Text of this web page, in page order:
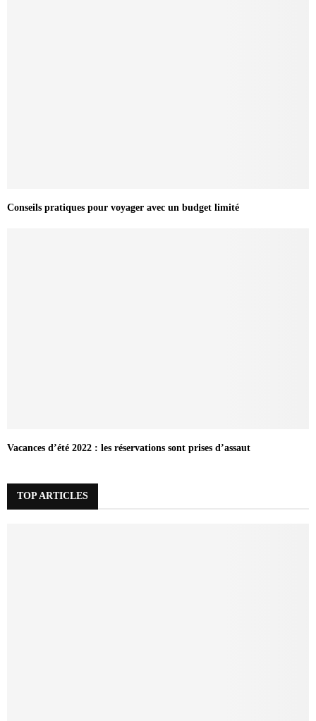
Conseils pratiques pour voyager avec un budget limité
Vacances d’été 2022 : les réservations sont prises d’assaut
TOP ARTICLES